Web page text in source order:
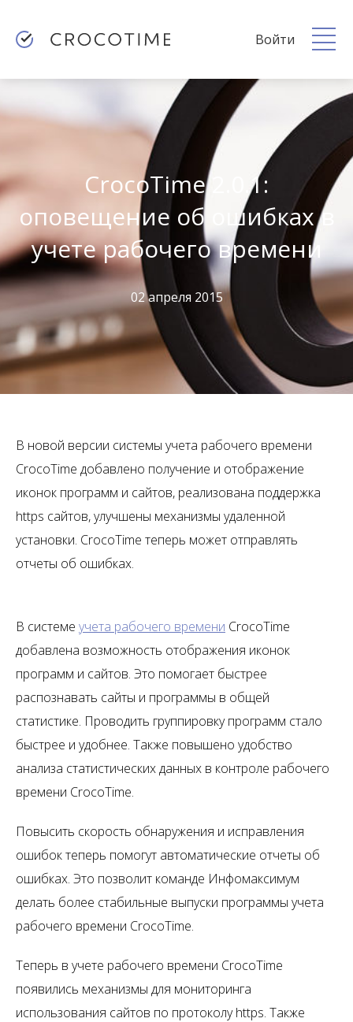
Войти
CrocoTime 2.0.1:
оповещение об ошибках в
учете рабочего времени
02 апреля 2015
В новой версии системы учета рабочего времени
CrocoTime добавлено получение и отображение
иконок программ и сайтов, реализована поддержка
https сайтов, улучшены механизмы удаленной
установки. CrocoTime теперь может отправлять
отчеты об ошибках.
В системе учета рабочего времени CrocoTime
добавлена возможность отображения иконок
программ и сайтов. Это помогает быстрее
распознавать сайты и программы в общей
статистике. Проводить группировку программ стало
быстрее и удобнее. Также повышено удобство
анализа статистических данных в контроле рабочего
времени CrocoTime.
Повысить скорость обнаружения и исправления
ошибок теперь помогут автоматические отчеты об
ошибках. Это позволит команде Инфомаксимум
делать более стабильные выпуски программы учета
рабочего времени CrocoTime.
Теперь в учете рабочего времени CrocoTime
появились механизмы для мониторинга
использования сайтов по протоколу https. Также